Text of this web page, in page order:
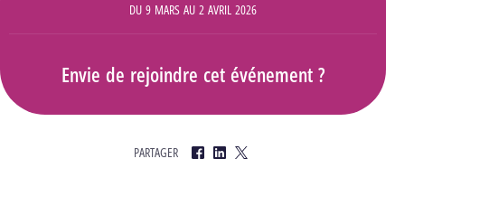
DU9 MARS AU2 AVRIL 2026
Envie de rejoindre cet événement ?
PARTAGER
Facebook
LinkedInTwitter